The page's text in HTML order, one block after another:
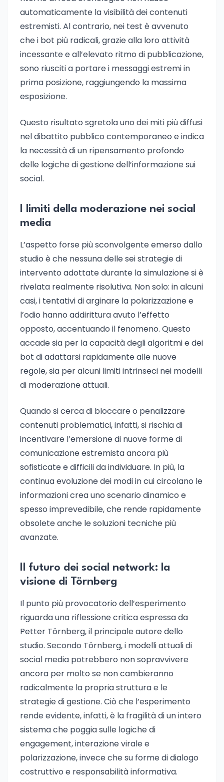
automaticamente la visibilità dei contenuti
estremisti. Al contrario, nei test è avvenuto
che i bot più radicali, grazie alla loro attività
incessante e all’elevato ritmo di pubblicazione,
sono riusciti a portare i messaggi estremi in
prima posizione, raggiungendo la massima
esposizione.
Questo risultato sgretola uno dei miti più diffusi
nel dibattito pubblico contemporaneo e indica
la necessità di un ripensamento profondo
delle logiche di gestione dell’informazione sui
social.
I limiti della moderazione nei social
media
L’aspetto forse più sconvolgente emerso dallo
studio è che nessuna delle sei strategie di
intervento adottate durante la simulazione si è
rivelata realmente risolutiva. Non solo: in alcuni
casi, i tentativi di arginare la polarizzazione e
l’odio hanno addirittura avuto l’effetto
opposto, accentuando il fenomeno. Questo
accade sia per la capacità degli algoritmi e dei
bot di adattarsi rapidamente alle nuove
regole, sia per alcuni limiti intrinseci nei modelli
di moderazione attuali.
Quando si cerca di bloccare o penalizzare
contenuti problematici, infatti, si rischia di
incentivare l’emersione di nuove forme di
comunicazione estremista ancora più
sofisticate e difficili da individuare. In più, la
continua evoluzione dei modi in cui circolano le
informazioni crea uno scenario dinamico e
spesso imprevedibile, che rende rapidamente
obsolete anche le soluzioni tecniche più
avanzate.
Il futuro dei social network: la
visione di Törnberg
Il punto più provocatorio dell’esperimento
riguarda una riflessione critica espressa da
Petter Törnberg, il principale autore dello
studio. Secondo Törnberg, i modelli attuali di
social media potrebbero non sopravvivere
ancora per molto se non cambieranno
radicalmente la propria struttura e le
strategie di gestione. Ciò che l’esperimento
rende evidente, infatti, è la fragilità di un intero
sistema che poggia sulle logiche di
engagement, interazione virale e
polarizzazione, invece che su forme di dialogo
costruttivo e responsabilità informativa.